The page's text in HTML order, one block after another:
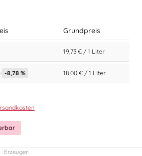
Grundpreis
19,73 € / 1 Liter
-8,78 % 18,00 € / 1 Liter
Erzeuger: